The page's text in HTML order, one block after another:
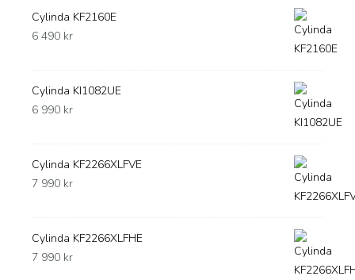
Cylinda KF2160E
6 490 kr
Cylinda KI1082UE
6 990 kr
Cylinda KF2266XLFVE
7 990 kr
Cylinda KF2266XLFHE
7 990 kr